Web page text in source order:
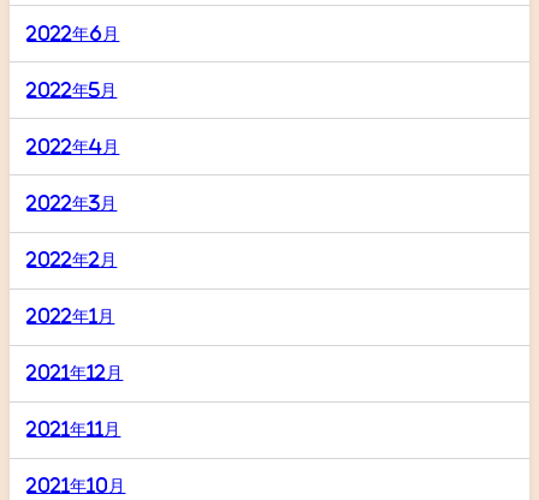
2022年6月
2022年5月
2022年4月
2022年3月
2022年2月
2022年1月
2021年12月
2021年11月
2021年10月